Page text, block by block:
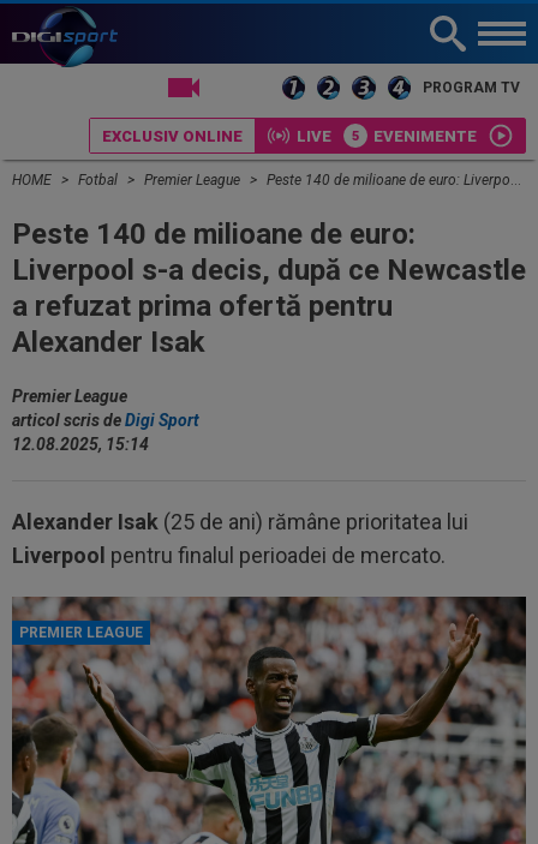
PROGRAM TV
EXCLUSIV ONLINE LIVE EVENIMENTE
HOME Fotbal Premier League Peste 140 de milioane de euro: Liverpool s-a decis, după ce Newcastle a refuzat prima ofertă pentru Alexander Isak
Peste 140 de milioane de euro:
Liverpool s-a decis, după ce Newcastle
a refuzat prima ofertă pentru
Alexander Isak
Premier League
articol scris deDigi Sport
12.08.2025, 15:14
Alexander Isak (25 de ani) rămâne prioritatea lui
Liverpool pentru finalul perioadei de mercato.
PREMIER LEAGUE